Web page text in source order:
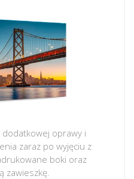
dodatkowej oprawy i
zaraz po wyjęciu z
boki oraz
zawieszkę.